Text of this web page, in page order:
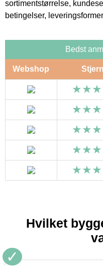
sortimentstørrelse,
betingelser,
Bedst
Webshop
Hvilket
✓